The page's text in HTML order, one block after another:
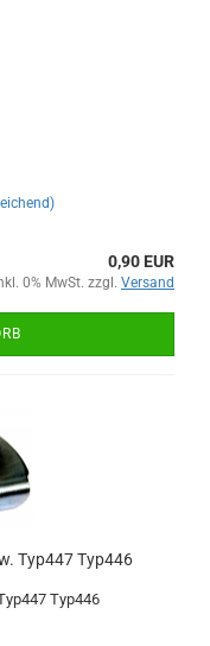
0,90 EUR
0% MwSt. zzgl. Versand
Typ447 Typ446
Typ446